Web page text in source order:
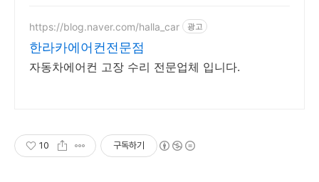
https://blog.naver.com/halla_car 광고
한라카에어컨전문점
자동차에어컨 고장 수리 전문업체 입니다.
10 구독하기